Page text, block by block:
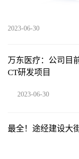
2023-06-30
万东医疗：公司目
CT研发项目
2023-06-30
最全！途经建设大